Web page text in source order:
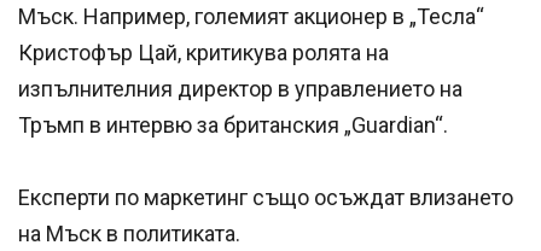
Мъск. Например, големият акционер в „Тесла“
Кристофър Цай, критикува ролята на
изпълнителния директор в управлението на
Тръмп в интервю за британския „Guardian“.
Експерти по маркетинг също осъждат влизането
на Мъск в политиката.